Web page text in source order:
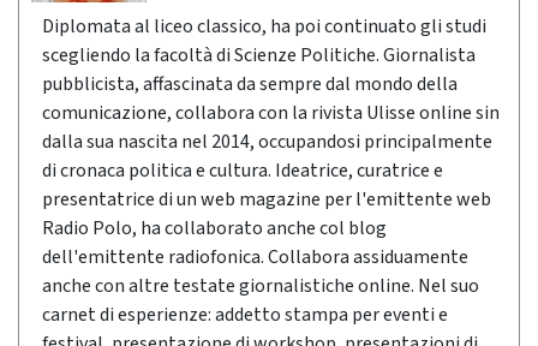
Diplomata al liceo classico, ha poi continuato gli studi
scegliendo la facoltà di Scienze Politiche. Giornalista
pubblicista, affascinata da sempre dal mondo della
comunicazione, collabora con la rivista Ulisse online sin
dalla sua nascita nel 2014, occupandosi principalmente
di cronaca politica e cultura. Ideatrice, curatrice e
presentatrice di un web magazine per l'emittente web
Radio Polo, ha collaborato anche col blog
dell'emittente radiofonica. Collabora assiduamente
anche con altre testate giornalistiche online. Nel suo
carnet di esperienze: addetto stampa per eventi e